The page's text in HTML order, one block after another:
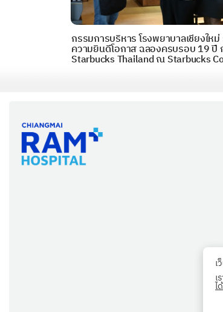
เ
เ
ไ
กรรมการบริหาร โรงพยาบาลเชียงให
ความยินดีโอกาส ฉลองครบรอบ 19 ปี
Starbucks Thailand ณ Starbucks